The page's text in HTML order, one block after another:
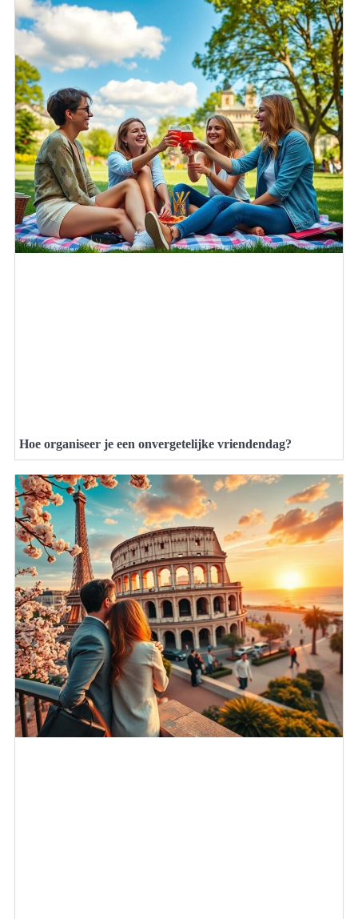
Hoe organiseer je een onvergetelijke vriendendag?